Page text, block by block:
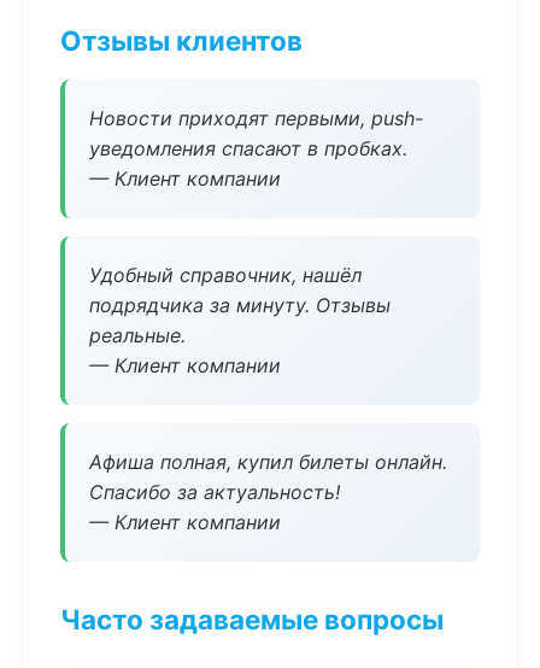
Отзывы клиентов
Новости приходят первыми, push-
уведомления спасают в пробках.
— Клиент компании
Удобный справочник, нашёл
подрядчика за минуту. Отзывы
реальные.
— Клиент компании
Афиша полная, купил билеты онлайн.
Спасибо за актуальность!
— Клиент компании
Часто задаваемые вопросы